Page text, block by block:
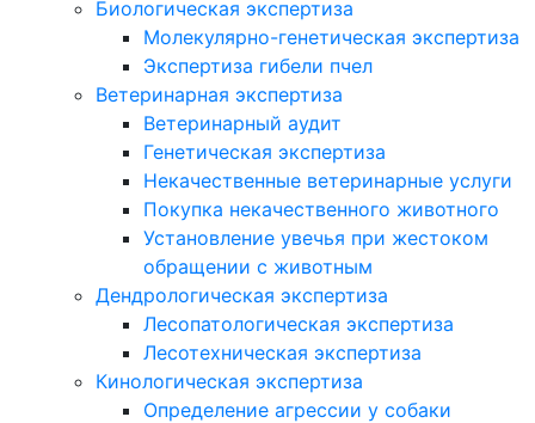
Биологическая экспертиза
Молекулярно-генетическая экспертиза
Экспертиза гибели пчел
Ветеринарная экспертиза
Ветеринарный аудит
Генетическая экспертиза
Некачественные ветеринарные услуги
Покупка некачественного животного
Установление увечья при жестоком
обращении с животным
Дендрологическая экспертиза
Лесопатологическая экспертиза
Лесотехническая экспертиза
Кинологическая экспертиза
Определение агрессии у собаки